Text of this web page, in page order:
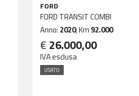
FORD
FORD TRANSIT COMBI
Anno: 2020; Km 92.000
€ 26.000,00
IVA esclusa
USATO